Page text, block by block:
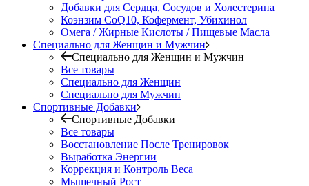
Добавки для Сердца, Сосудов и Холестерина
Коэнзим CoQ10, Кофермент, Убихинол
Омега / Жирные Кислоты / Пищевые Масла
Специально для Женщин и Мужчин
Специально для Женщин и Мужчин
Все товары
Специально для Женщин
Специально для Мужчин
Спортивные Добавки
Спортивные Добавки
Все товары
Восстановление После Тренировок
Выработка Энергии
Коррекция и Контроль Веса
Мышечный Рост